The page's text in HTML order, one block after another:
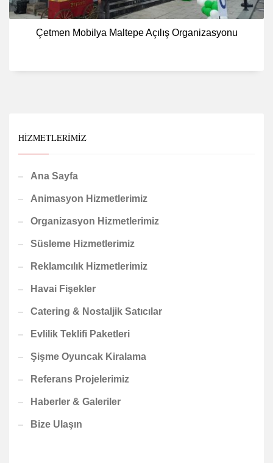
Çetmen Mobilya Maltepe Açılış Organizasyonu
HIZMETLERIMIZ
Ana Sayfa
Animasyon Hizmetlerimiz
Organizasyon Hizmetlerimiz
Süsleme Hizmetlerimiz
Reklamcılık Hizmetlerimiz
Havai Fişekler
Catering & Nostaljik Satıcılar
Evlilik Teklifi Paketleri
Şişme Oyuncak Kiralama
Referans Projelerimiz
Haberler & Galeriler
Bize Ulaşın